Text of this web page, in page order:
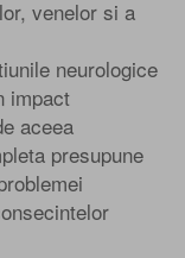
venelor si a
neurologice
impact
aceea
presupune